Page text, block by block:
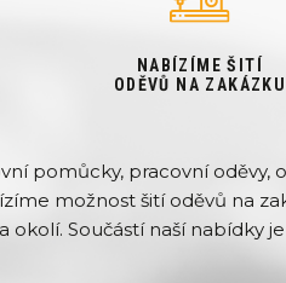
NABÍZÍME ŠITÍ
ODĚVŮ NA ZAKÁZKU
pomůcky, pracovní oděvy,
možnost šití oděvů na
okolí. Součástí naší nabídky